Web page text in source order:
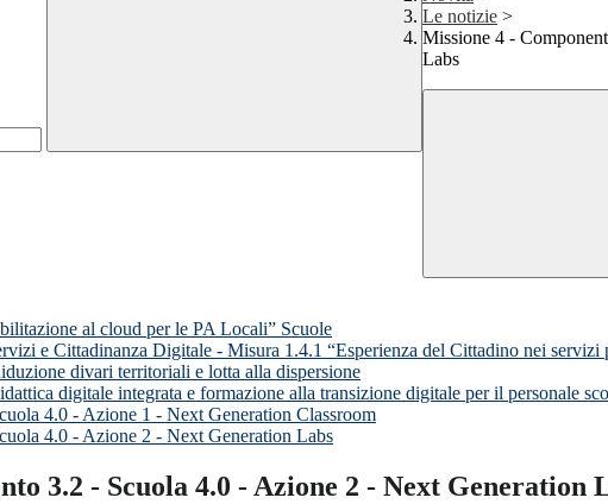
Le notizie >
Missione 4 -
Labs
al cloud per le PA Locali” Scuole
e Cittadinanza Digitale - Misura 1.4.1 “Esperienza del Cittadino nei servizi
divari territoriali e lotta alla dispersione
digitale integrata e formazione alla transizione digitale per il personale
4.0 - Azione 1 - Next Generation Classroom
4.0 - Azione 2 - Next Generation Labs
3.2 - Scuola 4.0 - Azione 2 - Next Generation